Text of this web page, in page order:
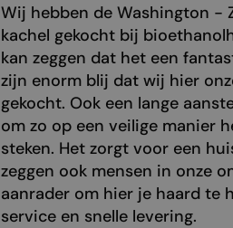
Wij hebben de Washington -
kachel gekocht bij
kan zeggen dat het een
zijn enorm blij dat wij hier
gekocht. Ook een lange
om zo op een veilige manier
steken. Het zorgt voor een
zeggen ook mensen in onze
aanrader om hier je haard te
service en snelle levering.